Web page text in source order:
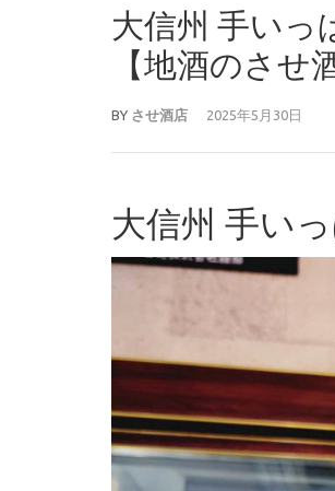
大信州 手いっ
【地酒のさせ
BY させ酒店 2025年5月30日
大信州 手い